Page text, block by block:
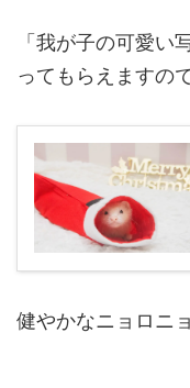
「我が子の可愛
ってもらえますの
健やかなニョロニ